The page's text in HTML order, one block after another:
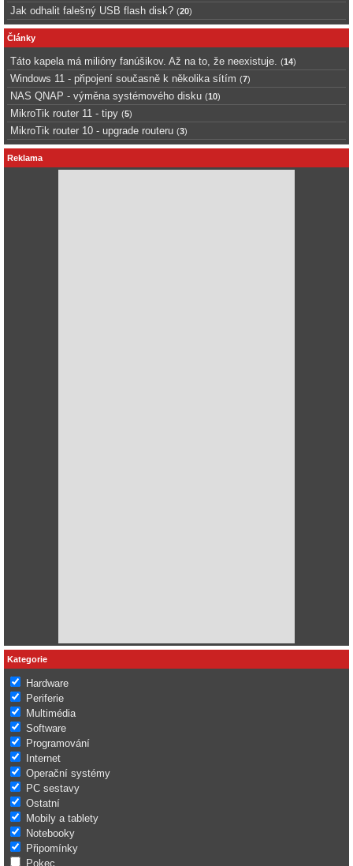
Jak odhalit falešný USB flash disk? (20)
Články
Táto kapela má milióny fanúšikov. Až na to, že neexistuje. (14)
Windows 11 - připojení současně k několika sítím (7)
NAS QNAP - výměna systémového disku (10)
MikroTik router 11 - tipy (5)
MikroTik router 10 - upgrade routeru (3)
Reklama
Kategorie
Hardware
Periferie
Multimédia
Software
Programování
Internet
Operační systémy
PC sestavy
Ostatní
Mobily a tablety
Notebooky
Připomínky
Pokec